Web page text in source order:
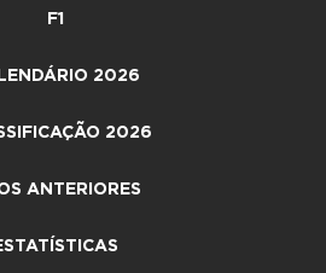
F1
2026
2026
ANTERIORES